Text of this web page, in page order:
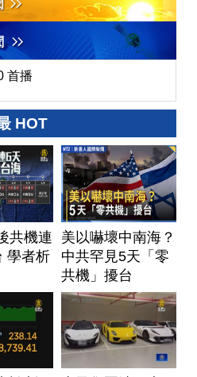
首播
HOT
共機連
學者析
美以嚇壞中南海？
中共罕見5天「零
共機」擾台